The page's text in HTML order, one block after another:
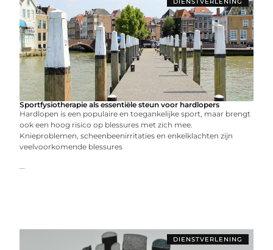
Sportfysiotherapie als essentiële steun voor hardlopers
Hardlopen is een populaire en toegankelijke sport, maar brengt
ook een hoog risico op blessures met zich mee.
Knieproblemen, scheenbeenirritaties en enkelklachten zijn
veelvoorkomende blessures
...
DIENSTVERLENING